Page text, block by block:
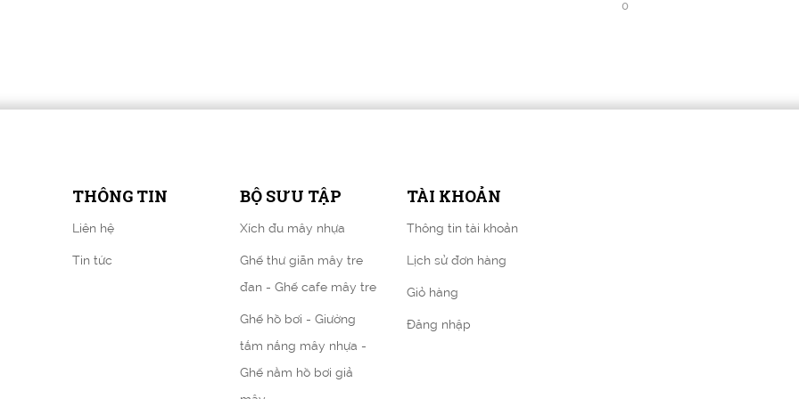
0
THÔNG TIN
Liên hệ
Tin tức
BỘ SƯU TẬP
Xích đu mây nhựa
Ghế thư giãn mây tre
đan - Ghế cafe mây tre
Ghế hồ bơi - Giường
tắm nắng mây nhựa -
Ghế nằm hồ bơi giả
TÀI KHOẢN
Thông tin tài khoản
Lịch sử đơn hàng
Giỏ hàng
Đăng nhập